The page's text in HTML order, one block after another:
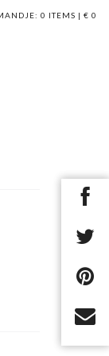
0 ITEMS | € 0